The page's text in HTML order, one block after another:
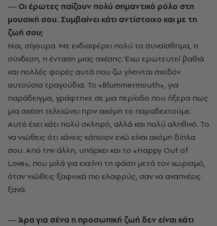
― Οι έρωτες παίζουν πολύ σημαντικό ρόλο στη
μουσική σου. Συμβαίνει κάτι αντίστοιχο και με τη
ζωή σου;
Ναι, σίγουρα. Με ενδιαφέρει πολύ το συναίσθημα, η
σύνδεση, η ένταση μιας σχέσης. Έχω ερωτευτεί βαθιά
και πολλές φορές αυτά που ζω γίνονται σχεδόν
αυτούσια τραγούδια. Το «Blummermouth», για
παράδειγμα, γράφτηκε σε μια περίοδο που ήξερα πως
μια σχέση τελειώνει πριν ακόμη το παραδεχτούμε.
Αυτό έχει κάτι πολύ σκληρό, αλλά και πολύ αληθινό. Το
να νιώθεις ότι χάνεις κάποιον ενώ είναι ακόμη δίπλα
σου. Από την άλλη, υπάρχει και το «Happy Out of
Love», που μιλά για εκείνη τη φάση μετά τον χωρισμό,
όταν νιώθεις ξαφνικά πιο ελαφρύς, σαν να αναπνέεις
ξανά.
― Άρα για σένα η προσωπική ζωή δεν είναι κάτι